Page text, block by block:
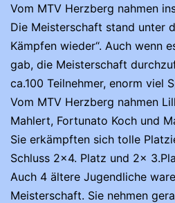
Vom MTV Herzberg nahmen
Die Meisterschaft stand unter
Kämpfen wieder“. Auch wenn
gab, die Meisterschaft
ca.100 Teilnehmer, enorm viel
Vom MTV Herzberg nahmen
Mahlert, Fortunato Koch und
Sie erkämpften sich tolle
Schluss 2×4. Platz und 2x
Auch 4 ältere Jugendliche
Meisterschaft. Sie nehmen